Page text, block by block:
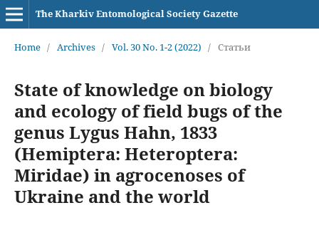
The Kharkiv Entomological Society Gazette
Home / Archives / Vol. 30 No. 1-2 (2022) / Статьи
State of knowledge on biology
and ecology of field bugs of the
genus Lygus Hahn, 1833
(Hemiptera: Heteroptera:
Miridae) in agrocenoses of
Ukraine and the world